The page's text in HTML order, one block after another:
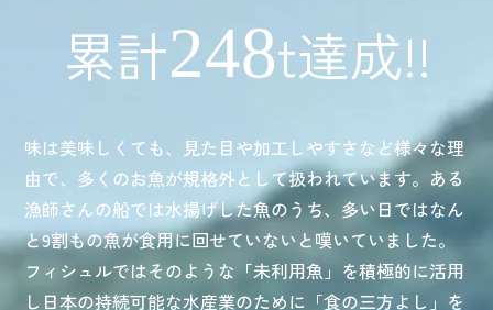
累計248t達成!!
味は美味しくても、見た目や加工しやすさなど様々な理
由で、多くのお魚が規格外として扱われています。ある
漁師さんの船では水揚げした魚のうち、多い日ではなん
と9割もの魚が食用に回せていないと嘆いていました。
フィシュルではそのような「未利用魚」を積極的に活用
し日本の持続可能な水産業のために「食の三方よし」を